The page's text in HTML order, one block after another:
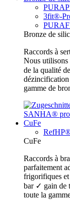
3fit®-
Bronze de
Raccords à
Nous utilisons
de la qualité
gamme de
CuFe
CuFe
Raccords à
parfaitement
frigorifiques et
bar ✓ gain de
toute la